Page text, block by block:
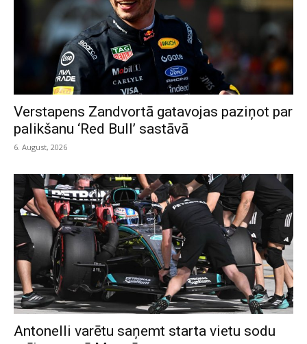
Verstapens Zandvortā gatavojas paziņot par
palikšanu ‘Red Bull’ sastāvā
6. August, 2026
Antonelli varētu saņemt starta vietu sodu